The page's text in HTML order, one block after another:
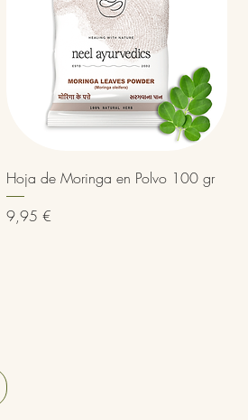
Vista rápida
Hoja de Moringa en Polvo 100 gr
Precio
9,95 €